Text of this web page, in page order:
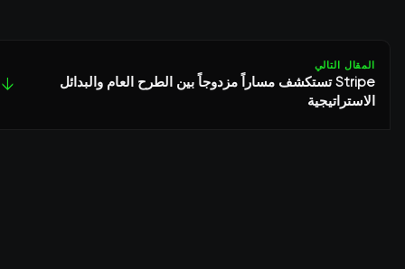
المقال التالي
Stripe تستكشف مساراً مزدوجاً بين الطرح العام والبدائل
الاستراتيجية